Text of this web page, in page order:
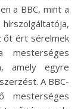
a BBC, mint a
őt ért sérelmek
mesterséges
amely egyre
A BBC-
mesterséges